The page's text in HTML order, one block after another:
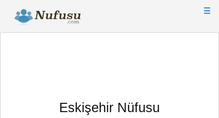
☰
Eskişehir Nüfusu